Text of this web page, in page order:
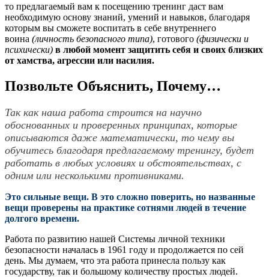
то предлагаемый вам к посещению тренинг даст вам
необходимую основу знаний, умений и навыков, благодаря
которым вы сможете воспитать в себе внутреннего
воина (личность безопасного типа), готового (физически и
психически) в любой момент защитить себя и своих близких
от хамства, агрессии или насилия.
Позвольте Объяснить, Почему…
Так как наша работа строится на научно
обоснованных и проверенных принципах, которые
описываются даже математически, то чему вы
обучитесь благодаря предлагаемому тренингу, будет
работать в любых условиях и обстоятельствах, с
одним или несколькими противниками.
Это сильные вещи. В это сложно поверить, но названные
вещи проверены на практике сотнями людей в течение
долгого времени.
Работа по развитию нашей Системы личной техники
безопасности началась в 1961 году и продолжается по сей
день. Мы думаем, что эта работа принесла пользу как
государству, так и большому количеству простых людей.